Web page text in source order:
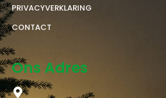
PRIVACYVERKLARING
CONTACT
Ons Adres